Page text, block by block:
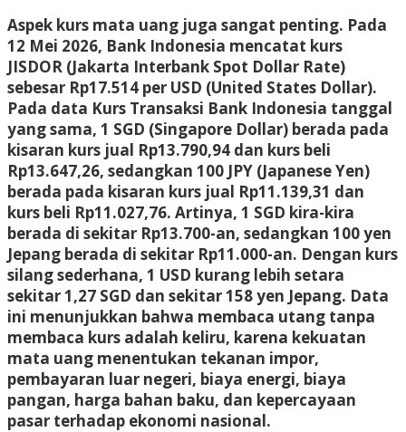
Aspek kurs mata uang juga sangat penting. Pada
12 Mei 2026, Bank Indonesia mencatat kurs
JISDOR (Jakarta Interbank Spot Dollar Rate)
sebesar Rp17.514 per USD (United States Dollar).
Pada data Kurs Transaksi Bank Indonesia tanggal
yang sama, 1 SGD (Singapore Dollar) berada pada
kisaran kurs jual Rp13.790,94 dan kurs beli
Rp13.647,26, sedangkan 100 JPY (Japanese Yen)
berada pada kisaran kurs jual Rp11.139,31 dan
kurs beli Rp11.027,76. Artinya, 1 SGD kira-kira
berada di sekitar Rp13.700-an, sedangkan 100 yen
Jepang berada di sekitar Rp11.000-an. Dengan kurs
silang sederhana, 1 USD kurang lebih setara
sekitar 1,27 SGD dan sekitar 158 yen Jepang. Data
ini menunjukkan bahwa membaca utang tanpa
membaca kurs adalah keliru, karena kekuatan
mata uang menentukan tekanan impor,
pembayaran luar negeri, biaya energi, biaya
pangan, harga bahan baku, dan kepercayaan
pasar terhadap ekonomi nasional.